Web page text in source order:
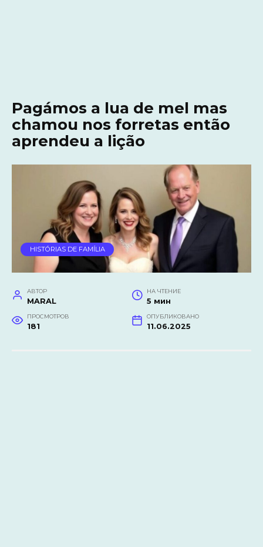
Pagámos a lua de mel mas
chamou nos forretas então
aprendeu a lição
HISTÓRIAS DE FAMÍLIA
АВТОР
MARAL
НА ЧТЕНИЕ
5 мин
ПРОСМОТРОВ
181
ОПУБЛИКОВАНО
11.06.2025